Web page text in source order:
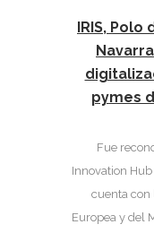
IRIS, Polo
pymes
Fue
Innovation
cuenta con
Europea y del